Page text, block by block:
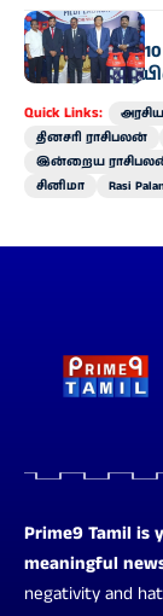
வணிகம்
புதுமையான
இந்தியன்
Quick Links:
தினசரி ராசிபலன்
இன்றைய
சினிமா
Rasi
Prime9 Tamil is
meaningful
negativity and